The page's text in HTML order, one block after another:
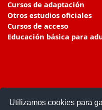
Utilizamos cookies para
Cursos de adaptación
Otros estudios oficiales
Cursos de acceso
Educación básica para